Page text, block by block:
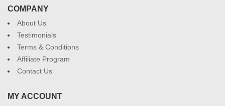
COMPANY
About Us
Testimonials
Terms & Conditions
Affiliate Program
Contact Us
MY ACCOUNT